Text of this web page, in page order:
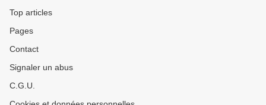
Top articles
Pages
Contact
Signaler un abus
C.G.U.